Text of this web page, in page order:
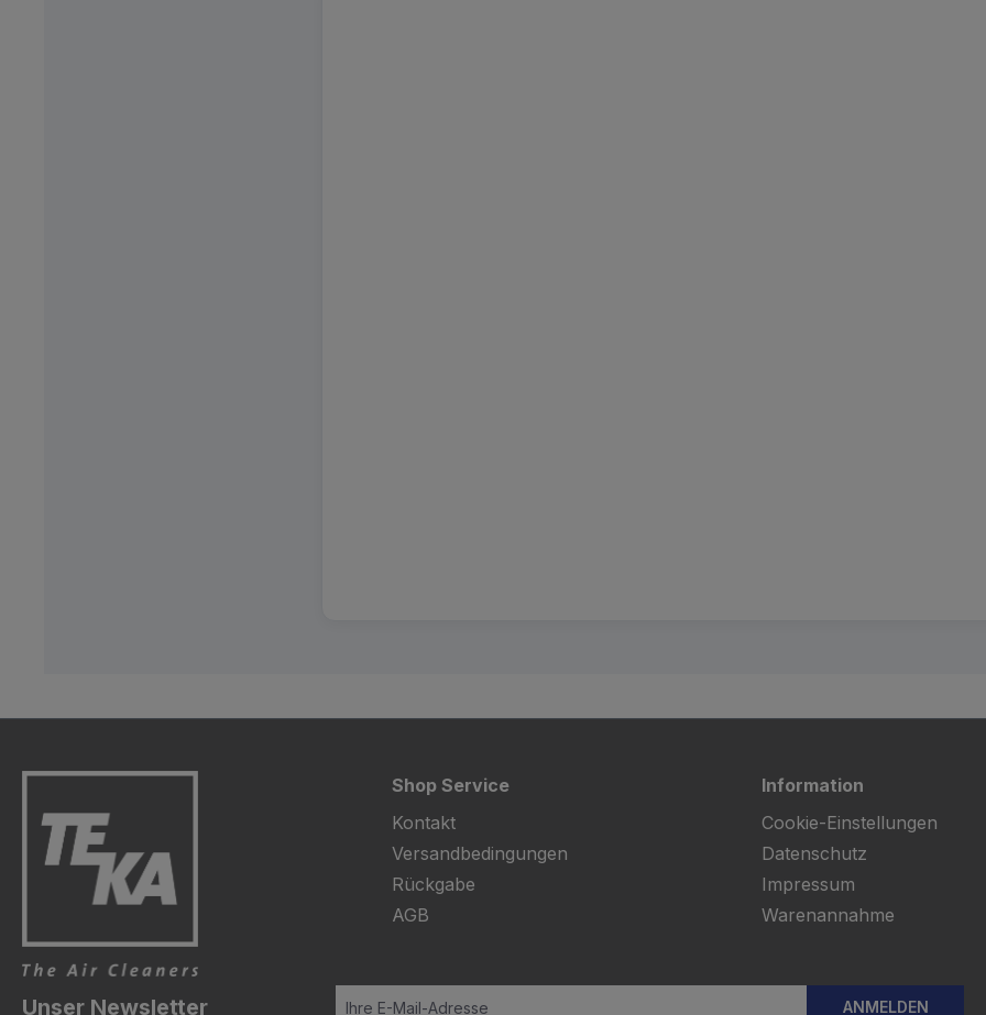
Shop Service
Kontakt
Versandbedingungen
Rückgabe
AGB
Information
Cookie-Einstellungen
Datenschutz
Impressum
Warenannahme
Unser Newsletter ANMELDEN